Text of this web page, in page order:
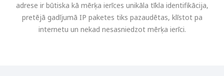
adrese ir būtiska kā mērķa ierīces unikāla tīkla identifikācija,
pretējā gadījumā IP paketes tiks pazaudētas, klīstot pa
internetu un nekad nesasniedzot mērķa ierīci.